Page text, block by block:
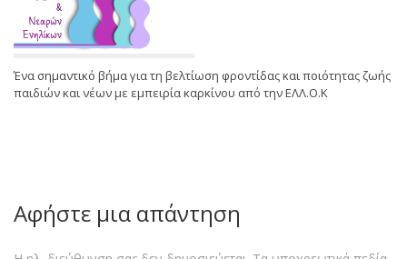
Ένα σημαντικό βήμα για τη βελτίωση φροντίδας και ποιότητας ζωής
παιδιών και νέων με εμπειρία καρκίνου από την ΕΛΛ.Ο.Κ
Αφήστε μια απάντηση